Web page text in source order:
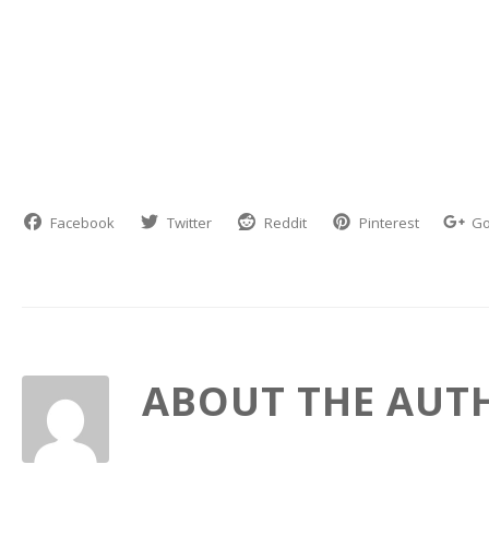
Facebook Twitter Reddit Pinterest
ABOUT THE